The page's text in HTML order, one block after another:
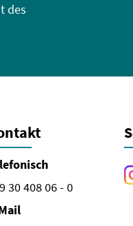
des
30 408 06 - 0